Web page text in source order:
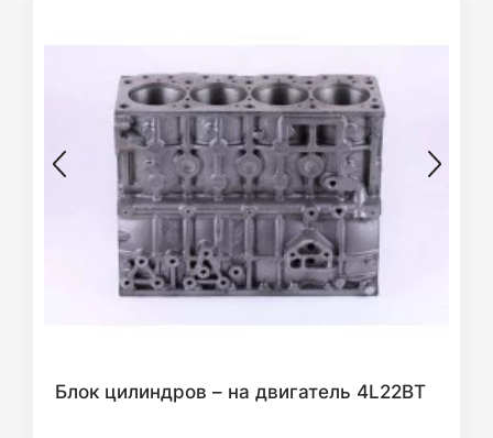
Блок цилиндров – на двигатель 4L22BT